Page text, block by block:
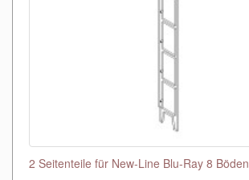
2 Seitenteile für New-Line Blu-Ray 8 Böden